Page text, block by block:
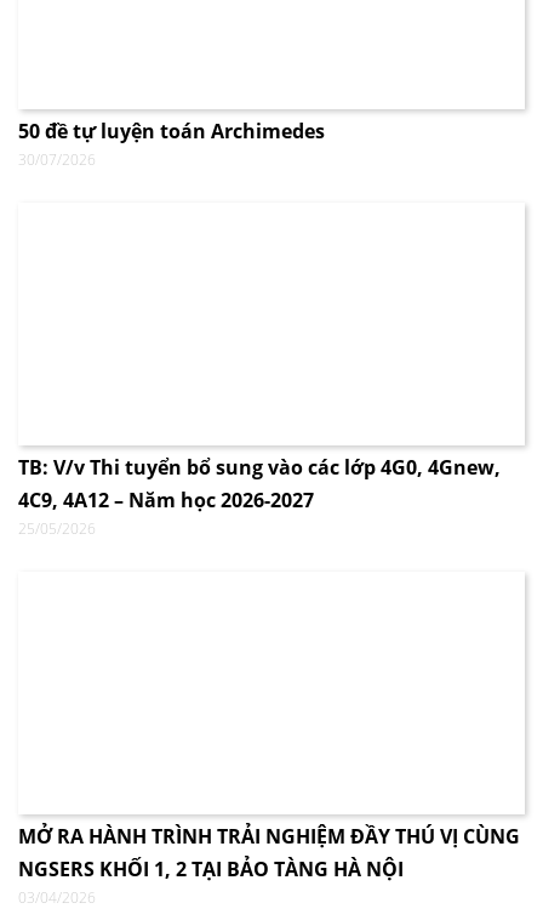
50 đề tự luyện toán Archimedes
30/07/2026
TB: V/v Thi tuyển bổ sung vào các lớp 4G0, 4Gnew,
4C9, 4A12 – Năm học 2026-2027
25/05/2026
MỞ RA HÀNH TRÌNH TRẢI NGHIỆM ĐẦY THÚ VỊ CÙNG
NGSERS KHỐI 1, 2 TẠI BẢO TÀNG HÀ NỘI
03/04/2026